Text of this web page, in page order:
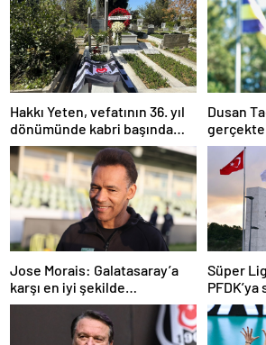
Hakkı Yeten, vefatının 36. yıl
dönümünde kabri başında
anıldı
Dusan
önemli
Jose Morais: Galatasaray’a
karşı en iyi şekilde
hazırlanmamız lazım
Süper